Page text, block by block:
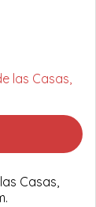
las Casas,
Casas,